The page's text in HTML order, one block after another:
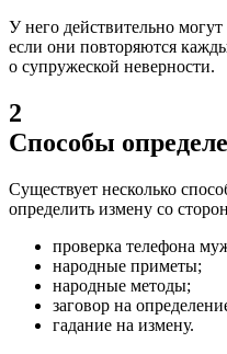
У него действительно
если они повторяются
о супружеской неверности.
2
Способы
Существует несколько
определить измену со
проверка телефона
народные приметы;
народные методы;
заговор на
гадание на измену.